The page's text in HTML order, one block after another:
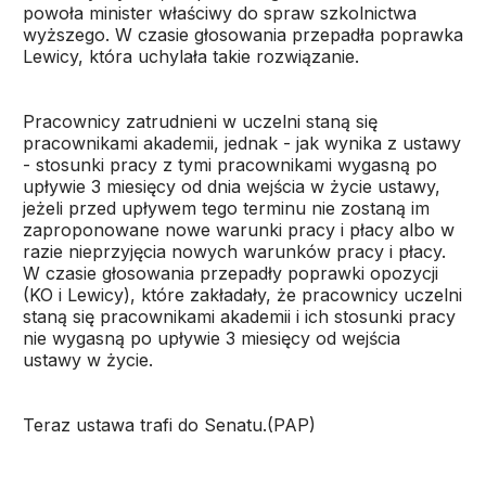
powoła minister właściwy do spraw szkolnictwa
wyższego. W czasie głosowania przepadła poprawka
Lewicy, która uchylała takie rozwiązanie.
Pracownicy zatrudnieni w uczelni staną się
pracownikami akademii, jednak - jak wynika z ustawy
- stosunki pracy z tymi pracownikami wygasną po
upływie 3 miesięcy od dnia wejścia w życie ustawy,
jeżeli przed upływem tego terminu nie zostaną im
zaproponowane nowe warunki pracy i płacy albo w
razie nieprzyjęcia nowych warunków pracy i płacy.
W czasie głosowania przepadły poprawki opozycji
(KO i Lewicy), które zakładały, że pracownicy uczelni
staną się pracownikami akademii i ich stosunki pracy
nie wygasną po upływie 3 miesięcy od wejścia
ustawy w życie.
Teraz ustawa trafi do Senatu.(PAP)